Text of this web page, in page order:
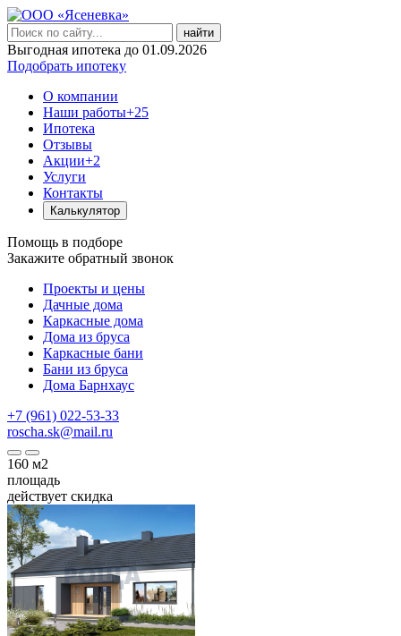
найти
Выгодная ипотека до 01.09.2026
Подобрать ипотеку
О компании
Наши работы+25
Ипотека
Отзывы
Акции+2
Услуги
Контакты
Калькулятор
Помощь в подборе
Закажите обратный звонок
Проекты и цены
Дачные дома
Каркасные дома
Дома из бруса
Каркасные бани
Бани из бруса
Дома Барнхаус
+7 (961) 022-53-33
roscha.sk@mail.ru
160 м2
площадь
действует скидка